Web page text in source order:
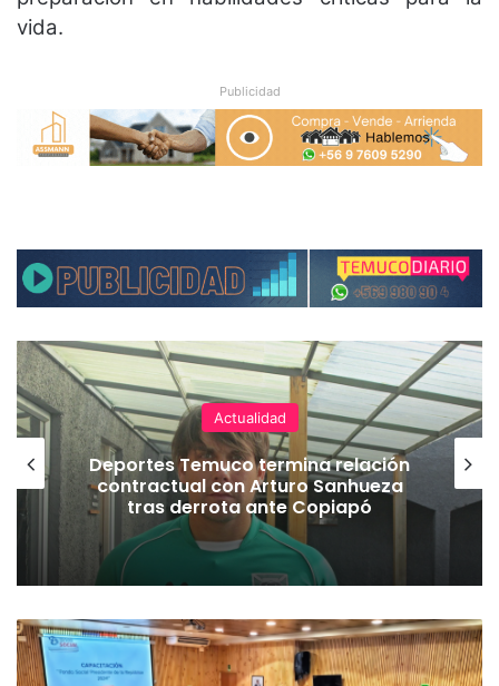
vida.
Publicidad
Actualidad
Deportes Temuco termina relación
contractual con Arturo Sanhueza
tras derrota ante Copiapó
D
e
l